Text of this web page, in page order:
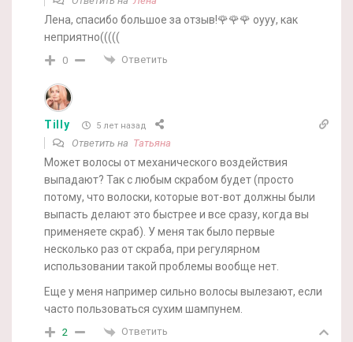
Лена, спасибо большое за отзыв!🌹🌹🌹 оууу, как
неприятно(((((
0 Ответить
Tilly 5 лет назад
Ответить на Татьяна
Может волосы от механического воздействия
выпадают? Так с любым скрабом будет (просто
потому, что волоски, которые вот-вот должны были
выпасть делают это быстрее и все сразу, когда вы
применяете скраб). У меня так было первые
несколько раз от скраба, при регулярном
использовании такой проблемы вообще нет.
Еще у меня например сильно волосы вылезают, если
часто пользоваться сухим шампунем.
2 Ответить